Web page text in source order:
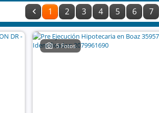
1 2 3 4 5 6 7
5 Fotos